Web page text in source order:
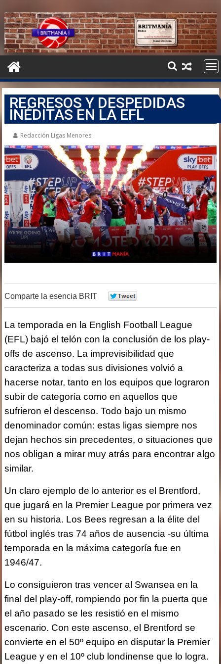
REGRESOS Y DESPEDIDAS
INÉDITAS EN LA EFL
Redacción Ligas Menores
Comparte la esencia BRIT
La temporada en la English Football League
(EFL) bajó el telón con la conclusión de los play-
offs de ascenso. La imprevisibilidad que
caracteriza a todas sus divisiones volvió a
hacerse notar, tanto en los equipos que lograron
subir de categoría como en aquellos que
sufrieron el descenso. Todo bajo un mismo
denominador común: estas ligas siempre nos
dejan hechos sin precedentes, o situaciones que
nos obligan a mirar muy atrás para encontrar algo
similar.
Un claro ejemplo de lo anterior es el Brentford,
que jugará en la Premier League por primera vez
en su historia. Los Bees regresan a la élite del
fútbol inglés tras 74 años de ausencia -su última
temporada en la máxima categoría fue en
1946/47.
Lo consiguieron tras vencer al Swansea en la
final del play-off, rompiendo por fin la puerta que
el año pasado se les resistió en el mismo
escenario. Con este ascenso, el Brentford se
convierte en el 50º equipo en disputar la Premier
League y en el 10º club londinense que lo logra.